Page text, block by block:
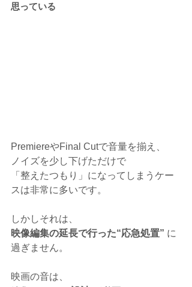
思っている
PremiereやFinal Cutで音量を揃え、
ノイズを少し下げただけで
「整えたつもり」になってしまうケー
スは非常に多いです。
しかしそれは、
映像編集の延長で行った“応急処置” に
過ぎません。
映画の音は、